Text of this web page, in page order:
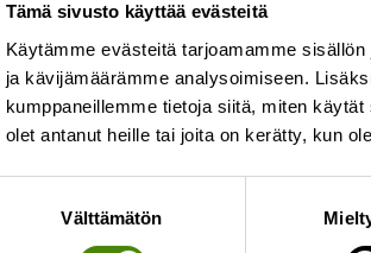
Tämä sivusto käyttää evästeitä
Käytämme evästeitä tarjoamamme
ja kävijämäärämme analysoimiseen.
kumppaneillemme tietoja siitä, miten
olet antanut heille tai joita on kerätty, kun
Välttämätön